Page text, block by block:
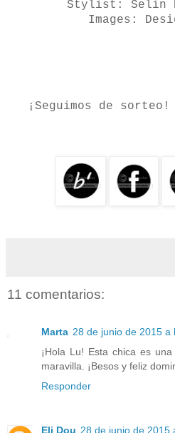
Stylist: Selin
Images:
¡Seguimos de
11 comentarios:
Marta 28 de junio de 2015 a
¡Hola Lu! Esta chica es
maravilla. ¡Besos y feliz
Responder
Eli Dou 28 de junio de 2015